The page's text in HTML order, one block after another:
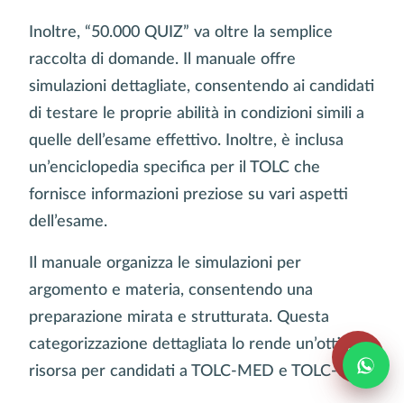
Inoltre, “50.000 QUIZ” va oltre la semplice
raccolta di domande. Il manuale offre
simulazioni dettagliate, consentendo ai candidati
di testare le proprie abilità in condizioni simili a
quelle dell’esame effettivo. Inoltre, è inclusa
un’enciclopedia specifica per il TOLC che
fornisce informazioni preziose su vari aspetti
dell’esame.
Il manuale organizza le simulazioni per
argomento e materia, consentendo una
preparazione mirata e strutturata. Questa
categorizzazione dettagliata lo rende un’ottima
risorsa per candidati a TOLC-MED e TOLC-VET.